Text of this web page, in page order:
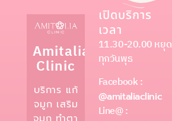
Amitalia
Clinic
บริการ แก้
จมูก เสริม
เปิดบริการ
เวลา
11.30-20.00 หยุด
ทุกวันพุธ
Facebook :
@amitaliaclinic
Line@ :